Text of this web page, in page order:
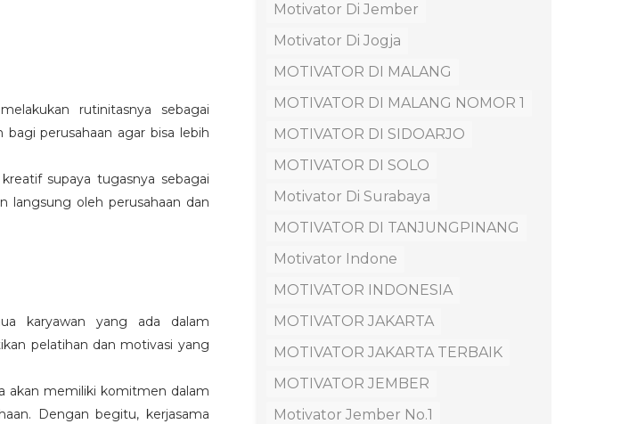
rutinitasnya sebagai
perusahaan agar bisa lebih
supaya tugasnya sebagai
langsung oleh perusahaan dan
karyawan yang ada dalam
pelatihan dan motivasi yang
akan memiliki komitmen dalam
Dengan begitu, kerjasama
Motivator Di Jember
Motivator Di Jogja
MOTIVATOR DI MALANG
MOTIVATOR DI MALANG NOMOR 1
MOTIVATOR DI SIDOARJO
MOTIVATOR DI SOLO
Motivator Di Surabaya
MOTIVATOR DI TANJUNGPINANG
Motivator Indone
MOTIVATOR INDONESIA
MOTIVATOR JAKARTA
MOTIVATOR JAKARTA TERBAIK
MOTIVATOR JEMBER
Motivator Jember No.1